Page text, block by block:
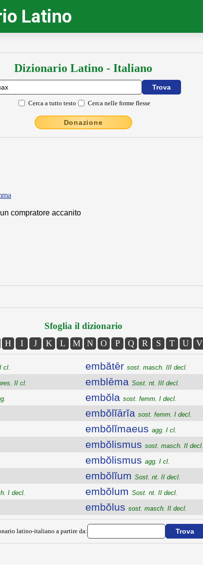
Latino
Dizionario Latino - Italiano
Cerca a tutto testo Cerca nelle forme flesse
Donazione
compratore accanito
Sfoglia il dizionario
H I J K L M N O P Q R S T U V
cl.
II cl.
I decl.
embătēr sost. masch. III decl.
emblēma Sost. nt. III decl.
embŏla sost. femm. I decl.
embŏlĭārĭa sost. femm. I decl.
embŏlĭmaeus agg. I cl.
embŏlismus sost. masch. II decl.
embŏlismus agg. I cl.
embŏlĭum Sost. nt. II decl.
embŏlum Sost. nt. II decl.
embŏlus sost. masch. II decl.
latino-italiano a partire da: